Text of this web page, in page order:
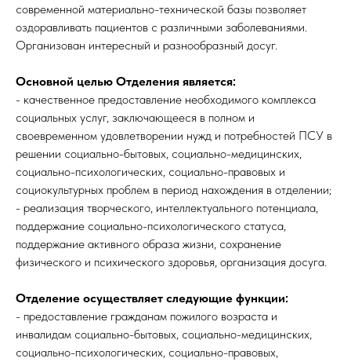
современной материально-технической базы позволяет
оздоравливать пациентов с различными заболеваниями.
Организован интересный и разнообразный досуг.
Основной целью Отделения является:
- качественное предоставление необходимого комплекса
социальных услуг, заключающееся в полном и
своевременном удовлетворении нужд и потребностей ПСУ в
решении социально-бытовых, социально-медицинских,
социально-психологических, социально-правовых и
социокультурных проблем в период нахождения в отделении;
- реализация творческого, интеллектуального потенциала,
поддержание социально-психологического статуса,
поддержание активного образа жизни, сохранение
физического и психического здоровья, организация досуга.
Отделение осуществляет следующие функции:
- предоставление гражданам пожилого возраста и
инвалидам социально-бытовых, социально-медицинских,
социально-психологических, социально-правовых,